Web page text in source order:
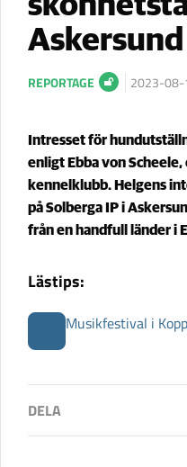
Askersund
REPORTAGE 2023-08-
Intresset för
enligt Ebba von
kennelklubb. Helgens
på Solberga IP i
från en handfull länder i
Lästips:
Musikfestival i